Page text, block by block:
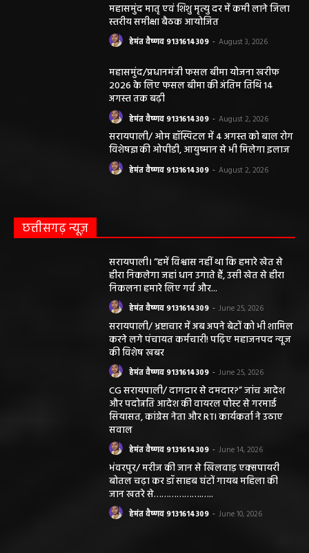
महासमुंद मातृ एवं शिशु मृत्यु दर में कमी लाने जिला
स्तरीय समीक्षा बैठक आयोजित
हेमंत वैष्णव 9131614309 - August 3, 2026
महासमुंद/प्रधानमंत्री फसल बीमा योजना खरीफ
2026 के लिए फसल बीमा की अंतिम तिथि 14
अगस्त तक बढ़ी
हेमंत वैष्णव 9131614309 - August 2, 2026
सरायपाली/ ओम हॉस्पिटल में 4 अगस्त को बाल रोग
विशेषज्ञ की ओपीडी, आयुष्मान से भी मिलेगा इलाज
हेमंत वैष्णव 9131614309 - August 2, 2026
छत्तीसगढ़ न्यूज़
सरायपाली। “हमें विश्वास नहीं था कि हमारे खेत से
हीरा निकलेगा जहां धान उगाते हैं, उसी खेत से हीरा
निकलना हमारे लिए गर्व और...
हेमंत वैष्णव 9131614309 - June 25, 2026
सरायपाली/ भ्रष्टाचार में अब अपने बेटों को भी शामिल
करने लगे पंचायत कर्मचारी! पढ़िए महाजनपद न्यूज
की विशेष खबर
हेमंत वैष्णव 9131614309 - June 25, 2026
CG सरायपाली/ दागदार से दमदार?” जांच आदेश
और पदोन्नति आदेश की वायरल पोस्ट से गरमाई
सियासत, कांग्रेस नेता और RTI कार्यकर्ता ने उठाए
सवाल
हेमंत वैष्णव 9131614309 - June 14, 2026
भंवरपुर/ मरीज की जान से खिलवाड़ एक्सपायरी
बोतल चढ़ा कर डॉ साहब घंटों गायब महिला की
जान खतरे से……………….…..
हेमंत वैष्णव 9131614309 - June 10, 2026